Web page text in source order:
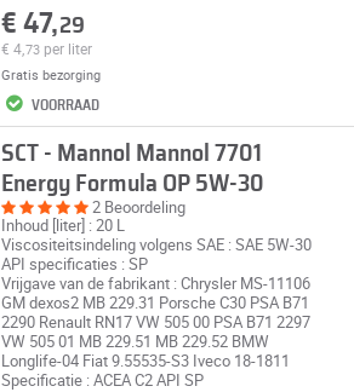
€ 47,29
€ 4, 73 per liter
Gratis bezorging
VOORRAAD
SCT - Mannol Mannol 7701
Energy Formula OP 5W-30
2 Beoordeling
Inhoud [liter] : 20 L
Viscositeitsindeling volgens SAE : SAE 5W-30
API specificaties : SP
Vrijgave van de fabrikant : Chrysler MS-11106
GM dexos2 MB 229.31 Porsche C30 PSA B71
2290 Renault RN17 VW 505 00 PSA B71 2297
VW 505 01 MB 229.51 MB 229.52 BMW
Longlife-04 Fiat 9.55535-S3 Iveco 18-1811
Specificatie : ACEA C2 API SP